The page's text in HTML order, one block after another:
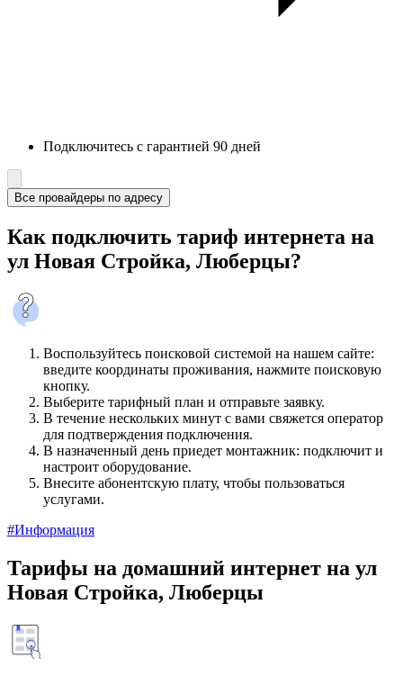
Подключитесь с гарантией 90 дней
Все провайдеры по адресу
Как подключить тариф интернета на
ул Новая Стройка, Люберцы?
Воспользуйтесь поисковой системой на нашем сайте:
введите координаты проживания, нажмите поисковую
кнопку.
Выберите тарифный план и отправьте заявку.
В течение нескольких минут с вами свяжется оператор
для подтверждения подключения.
В назначенный день приедет монтажник: подключит и
настроит оборудование.
Внесите абонентскую плату, чтобы пользоваться
услугами.
#Информация
Тарифы на домашний интернет на ул
Новая Стройка, Люберцы